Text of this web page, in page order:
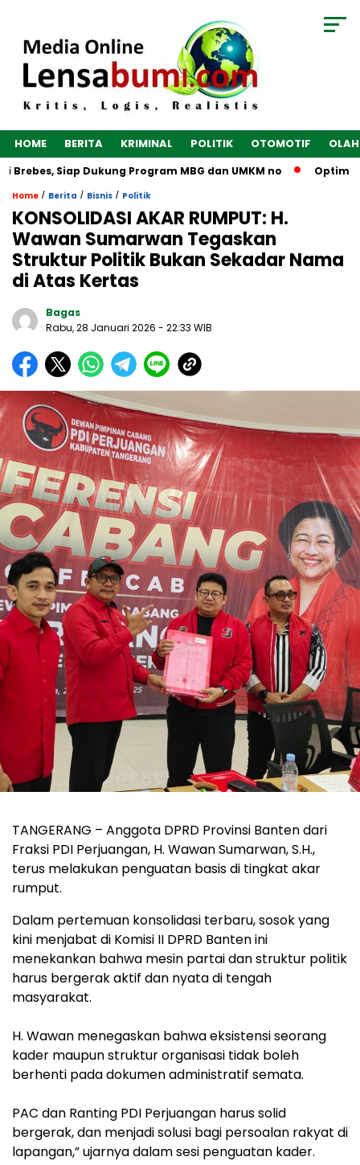
HOME BERITA KRIMINAL POLITIK OTOMOTIF
Siap Dukung Program MBG dan UMKM no
Home / Berita / Bisnis / Politik
KONSOLIDASI AKAR RUMPUT: H.
Wawan Sumarwan Tegaskan
Struktur Politik Bukan Sekadar Nama
di Atas Kertas
Bagas
Rabu, 28 Januari 2026 - 22:33 WIB
‎TANGERANG – Anggota DPRD Provinsi Banten dari
Fraksi PDI Perjuangan, H. Wawan Sumarwan, S.H.,
terus melakukan penguatan basis di tingkat akar
rumput.
Dalam pertemuan konsolidasi terbaru, sosok yang
kini menjabat di Komisi II DPRD Banten ini
menekankan bahwa mesin partai dan struktur politik
harus bergerak aktif dan nyata di tengah
masyarakat.
‎H. Wawan menegaskan bahwa eksistensi seorang
kader maupun struktur organisasi tidak boleh
berhenti pada dokumen administratif semata.
‎PAC dan Ranting PDI Perjuangan harus solid
bergerak, dan menjadi solusi bagi persoalan rakyat di
lapangan,” ujarnya dalam sesi penguatan kader.